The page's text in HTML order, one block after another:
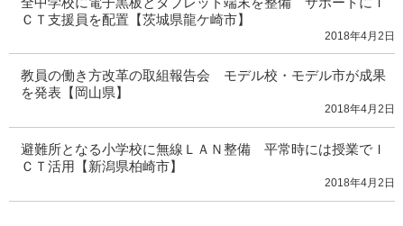
ＣＴ支援員を配置【茨城県龍ケ崎市】
2018年4月2日
教員の働き方改革の取組報告会 モデル校・モデル市が成果
を発表【岡山県】
2018年4月2日
避難所となる小学校に無線ＬＡＮ整備 平常時には授業でＩ
ＣＴ活用【新潟県柏崎市】
2018年4月2日